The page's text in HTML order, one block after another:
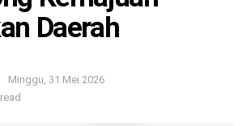
Daerah
Minggu, 31 Mei 2026